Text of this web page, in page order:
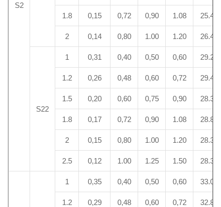
S2
1.8 0,15 0,72 0,90 1.08 25.4
2 0,14 0,80 1.00 1.20 26.4
S22
1 0,31 0,40 0,50 0,60 29.2
1.2 0,26 0,48 0,60 0,72 29.4
1.5 0,20 0,60 0,75 0,90 28.3
1.8 0,17 0,72 0,90 1.08 28.8
2 0,15 0,80 1.00 1.20 28.3
2.5 0,12 1.00 1.25 1.50 28.3
1 0,35 0,40 0,50 0,60 33.0
1.2 0,29 0,48 0,60 0,72 32.8